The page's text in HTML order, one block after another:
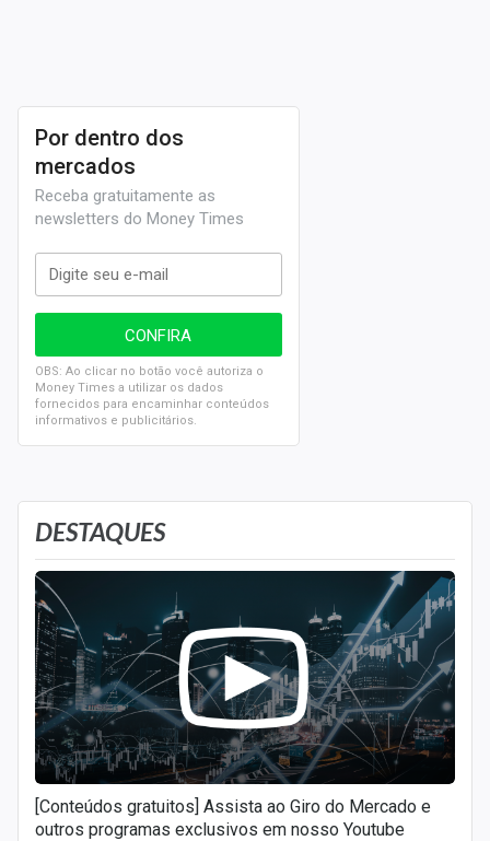
DESTAQUES
[Conteúdos gratuitos] Assista ao Giro do Mercado e
outros programas exclusivos em nosso Youtube
Por dentro dos
mercados
Receba gratuitamente as
newsletters do Money Times
OBS: Ao clicar no botão você autoriza o
Money Times a utilizar os dados
fornecidos para encaminhar conteúdos
informativos e publicitários.